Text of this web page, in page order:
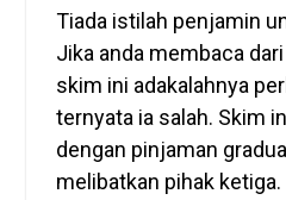
Tiada istilah penjamin
Jika anda membaca
skim ini adakalahnya
ternyata ia salah. Skim
dengan pinjaman
melibatkan pihak ketiga.